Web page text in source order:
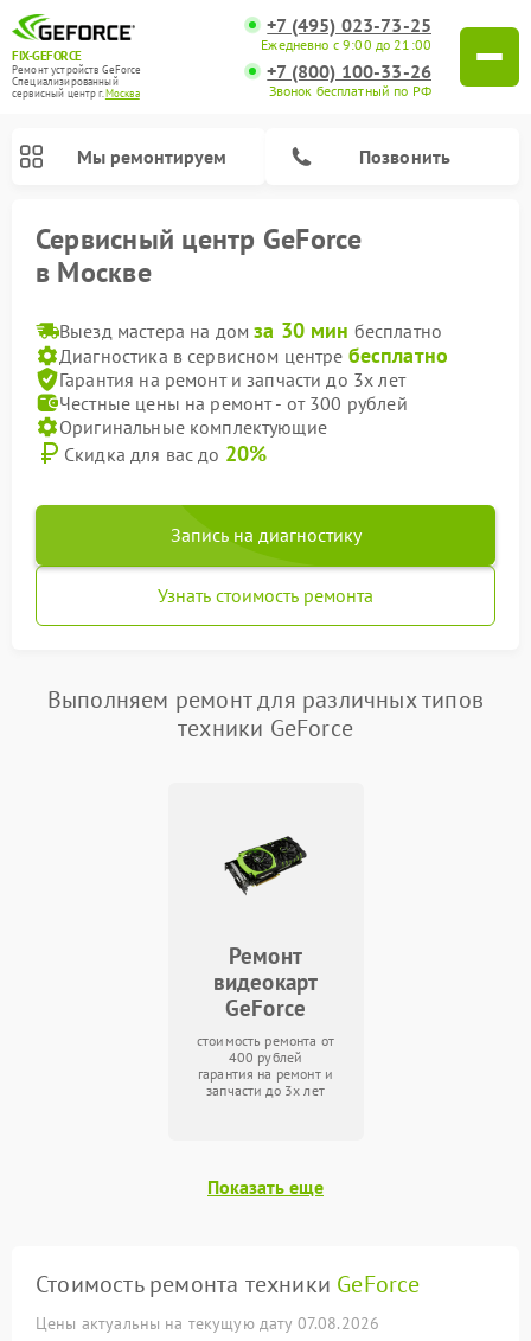
FIX-GEFORCE
Ремонт устройств GeForce
Специализированный
cервисный центр г.Москва
+7 (495) 023-73-25
Ежедневно с 9:00 до 21:00
+7 (800) 100-33-26
Звонок бесплатный по РФ
Мы ремонтируем Позвонить
Сервисный центр GeForce
в Москве
Выезд мастера на домза 30 мин бесплатно
Диагностика в сервисном центре бесплатно
Гарантия на ремонт и запчасти до 3х лет
Честные цены на ремонт - от 300 рублей
Оригинальные комплектующие
Скидка для вас до 20%
Запись на диагностику
Узнать стоимость ремонта
Выполняем ремонт для различных типов
техники GeForce
Ремонт
видеокарт
GeForce
стоимость ремонта от
400 рублей
гарантия на ремонт и
запчасти до 3х лет
Показать еще
Стоимость ремонта техники GeForce
Цены актуальны на текущую дату 07.08.2026